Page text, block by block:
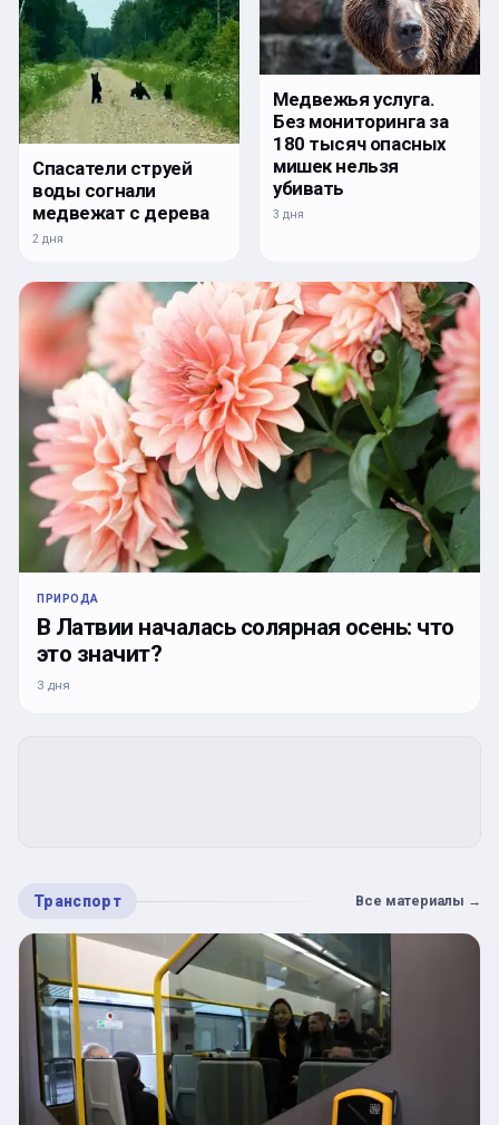
Спасатели струей
воды согнали
медвежат с дерева
2 дня
Медвежья услуга.
Без мониторинга за
180 тысяч опасных
мишек нельзя
убивать
3 дня
ПРИРОДА
В Латвии началась солярная осень: что
это значит?
3 дня
Транспорт Все материалы →